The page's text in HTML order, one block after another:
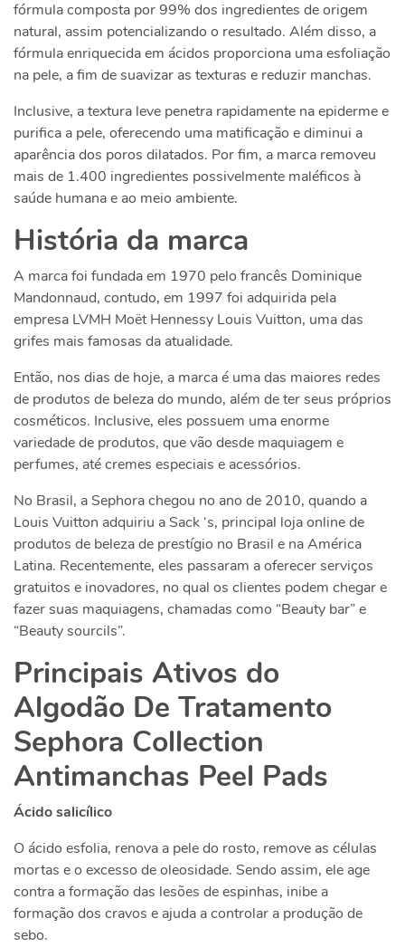
fórmula composta por 99% dos ingredientes de origem
natural, assim potencializando o resultado. Além disso, a
fórmula enriquecida em ácidos proporciona uma esfoliação
na pele, a fim de suavizar as texturas e reduzir manchas.
Inclusive, a textura leve penetra rapidamente na epiderme e
purifica a pele, oferecendo uma matificação e diminui a
aparência dos poros dilatados. Por fim, a marca removeu
mais de 1.400 ingredientes possivelmente maléficos à
saúde humana e ao meio ambiente.
História da marca
A marca foi fundada em 1970 pelo francês Dominique
Mandonnaud, contudo, em 1997 foi adquirida pela
empresa LVMH Moët Hennessy Louis Vuitton, uma das
grifes mais famosas da atualidade.
Então, nos dias de hoje, a marca é uma das maiores redes
de produtos de beleza do mundo, além de ter seus próprios
cosméticos. Inclusive, eles possuem uma enorme
variedade de produtos, que vão desde maquiagem e
perfumes, até cremes especiais e acessórios.
No Brasil, a Sephora chegou no ano de 2010, quando a
Louis Vuitton adquiriu a Sack ‘s, principal loja online de
produtos de beleza de prestígio no Brasil e na América
Latina. Recentemente, eles passaram a oferecer serviços
gratuitos e inovadores, no qual os clientes podem chegar e
fazer suas maquiagens, chamadas como “Beauty bar” e
“Beauty sourcils”.
Principais Ativos do
Algodão De Tratamento
Sephora Collection
Antimanchas Peel Pads
Ácido salicílico
O ácido esfolia, renova a pele do rosto, remove as células
mortas e o excesso de oleosidade. Sendo assim, ele age
contra a formação das lesões de espinhas, inibe a
formação dos cravos e ajuda a controlar a produção de
sebo.